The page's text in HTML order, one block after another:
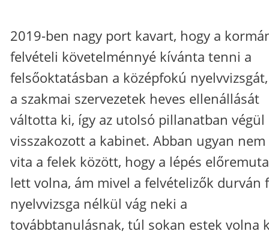
2019-ben nagy port kavart, hogy a
felvételi követelménnyé kívánta tenni a
felsőoktatásban a középfokú
a szakmai szervezetek heves ellenállását
váltotta ki, így az utolsó pillanatban végül
visszakozott a kabinet. Abban ugyan
vita a felek között, hogy a lépés
lett volna, ám mivel a felvételizők durván
nyelvvizsga nélkül vág neki a
továbbtanulásnak, túl sokan estek volna